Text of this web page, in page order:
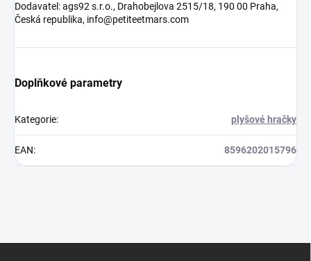
Dodavatel: ags92 s.r.o., Drahobejlova 2515/18, 190 00 Praha,
Česká republika, info@petiteetmars.com
Doplňkové parametry
Kategorie: plyšové hračky
EAN: 8596202015796